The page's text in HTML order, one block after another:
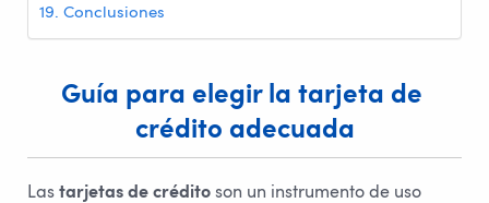
Conclusiones
Guía para elegir la tarjeta de
crédito adecuada
Las tarjetas de crédito son un instrumento de uso